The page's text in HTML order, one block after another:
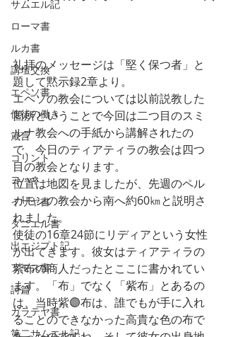
サムエル記
ローマ書
ルカ書
講壇交換
エペソ書
使徒の働き
箴言
コリント
ヨハネ
イザヤ書
ダニエル書
出エジプト記
アモス書
詩篇
ガラテヤ書
第二サムエル記
礼拝のメッセージは「堅く保つ者」と
題して黙示録2章より。
エペソの教会については以前説教した
箇所ということで今回は二つ目のスミ
ルナ教会への手紙から講解されたの
で、今日のティアティラの教会は四つ
目の教会となります。
位置は地図を見ましたが、先週のペル
ガモンの教会から南へ約60㎞と説明さ
れました。
使徒の16章24節にリディアという女性
が出てきます。彼女はティアティラの
紫布の商人だったとここに書かれてい
ます。「布」でなく「紫布」とあるの
は、当時紫🟣布は、誰でもが手に入れ
ることのできなかった高貴な色の布で